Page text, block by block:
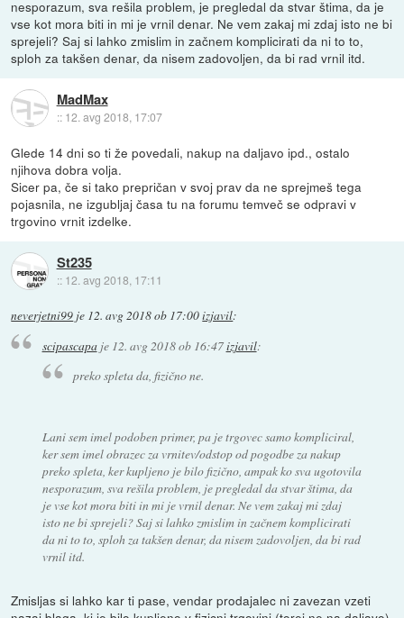
nesporazum, sva rešila problem, je pregledal da stvar štima, da je
vse kot mora biti in mi je vrnil denar. Ne vem zakaj mi zdaj isto ne bi
sprejeli? Saj si lahko zmislim in začnem komplicirati da ni to to,
sploh za takšen denar, da nisem zadovoljen, da bi rad vrnil itd.
MadMax
:: 12. avg 2018, 17:07
Glede 14 dni so ti že povedali, nakup na daljavo ipd., ostalo
njihova dobra volja.
Sicer pa, če si tako prepričan v svoj prav da ne sprejmeš tega
pojasnila, ne izgubljaj časa tu na forumu temveč se odpravi v
trgovino vrnit izdelke.
St235
:: 12. avg 2018, 17:11
neverjetni99 je 12. avg 2018 ob 17:00izjavil:
scipascapaje 12. avg 2018 ob 16:47izjavil:
preko spleta da, fizično ne.
Lani sem imel podoben primer, pa je trgovec samo kompliciral,
ker sem imel obrazec za vrnitev/odstop od pogodbe za nakup
preko spleta, ker kupljeno je bilo fizično, ampak ko sva ugotovila
nesporazum, sva rešila problem, je pregledal da stvar štima, da
je vse kot mora biti in mi je vrnil denar. Ne vem zakaj mi zdaj
isto ne bi sprejeli? Saj si lahko zmislim in začnem komplicirati
da ni to to, sploh za takšen denar, da nisem zadovoljen, da bi rad
vrnil itd.
Zmisljas si lahko kar ti pase, vendar prodajalec ni zavezan vzeti